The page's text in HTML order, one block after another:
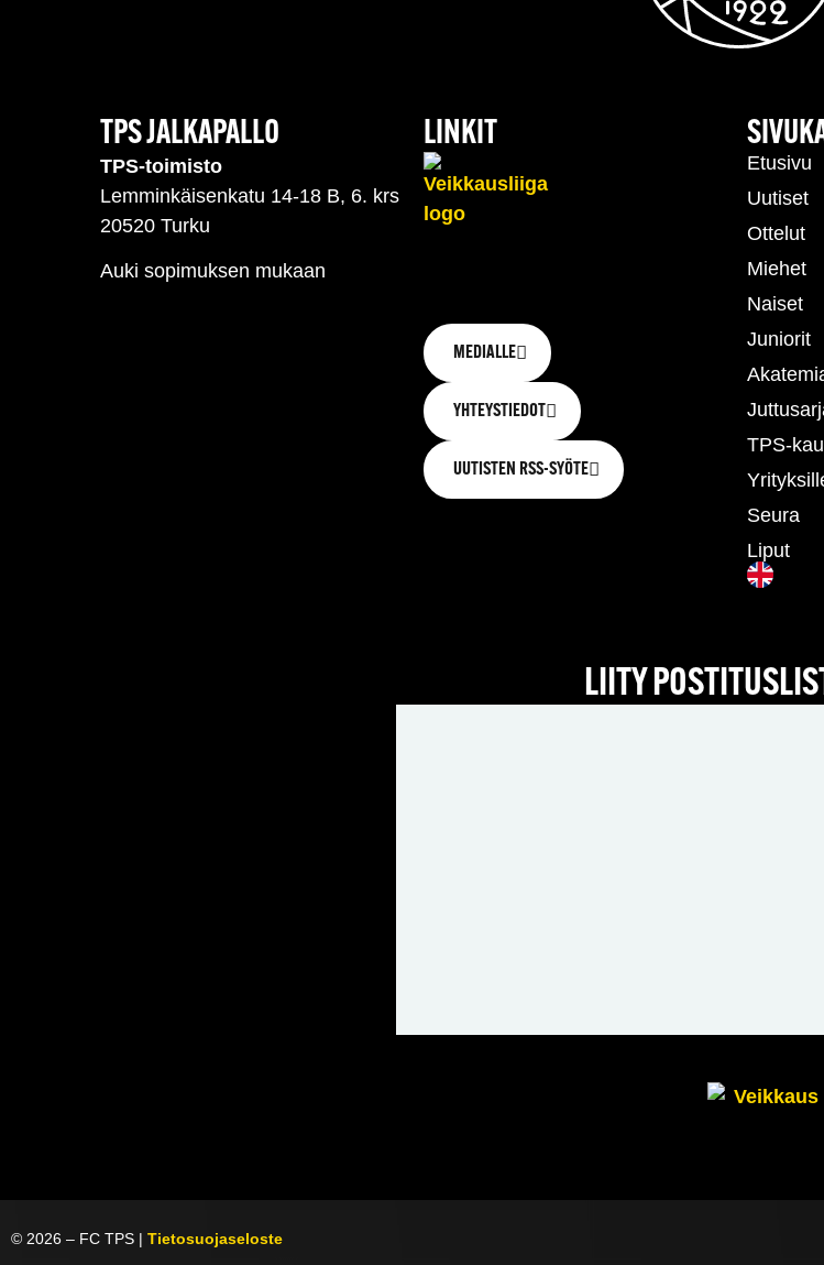
TPS JALKAPALLO
TPS-toimisto
Lemminkäisenkatu 14-18 B, 6. krs
20520 Turku
Auki sopimuksen mukaan
LINKIT
MEDIALLE
YHTEYSTIEDOT
UUTISTEN RSS-SYÖTE
Etusivu
Uutiset
Ottelut
Miehet
Naiset
Juniorit
TPS-
Seura
Liput
LIITY
© 2026 – FC TPS | Tietosuojaseloste